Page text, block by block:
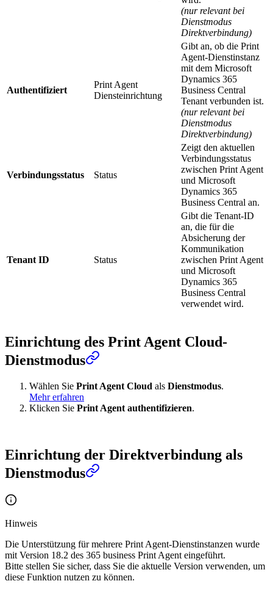
(nur relevant bei
Dienstmodus
Direktverbindung)
Authentifiziert
Print Agent
Diensteinrichtung
Gibt an, ob die Print
Agent-Dienstinstanz
mit dem Microsoft
Dynamics 365
Business Central
Tenant verbunden ist.
(nur relevant bei
Dienstmodus
Direktverbindung)
Verbindungsstatus Status
Zeigt den aktuellen
Verbindungsstatus
zwischen Print Agent
und Microsoft
Dynamics 365
Business Central an.
Tenant ID Status
Gibt die Tenant-ID
an, die für die
Absicherung der
Kommunikation
zwischen Print Agent
und Microsoft
Dynamics 365
Business Central
verwendet wird.
Einrichtung des Print Agent Cloud-
Dienstmodus
Wählen Sie Print Agent Cloud als Dienstmodus.
Mehr erfahren
Klicken Sie Print Agent authentifizieren.
Einrichtung der Direktverbindung als
Dienstmodus
Hinweis
Die Unterstützung für mehrere Print Agent-Dienstinstanzen wurde
mit Version 18.2 des 365 business Print Agent eingeführt.
Bitte stellen Sie sicher, dass Sie die aktuelle Version verwenden, um
diese Funktion nutzen zu können.